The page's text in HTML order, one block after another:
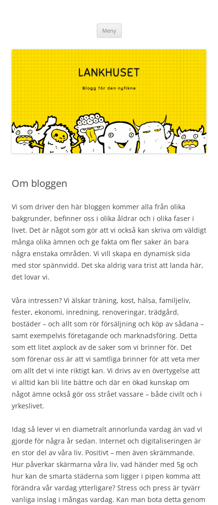
Meny Hoppa
innehåll
Om bloggen
Vi som driver den här bloggen kommer alla från olika
bakgrunder, befinner oss i olika åldrar och i olika faser i
livet. Det är något som gör att vi också kan skriva om väldigt
många olika ämnen och ge fakta om fler saker än bara
några enstaka områden. Vi vill skapa en dynamisk sida
med stor spännvidd. Det ska aldrig vara trist att landa här,
det lovar vi.
Våra intressen? Vi älskar träning, kost, hälsa, familjeliv,
fester, ekonomi, inredning, renoveringar, trädgård,
bostäder – och allt som rör försäljning och köp av sådana –
samt exempelvis företagande och marknadsföring. Detta
som ett litet axplock av de saker som vi brinner för. Det
som förenar oss är att vi samtliga brinner för att veta mer
om allt det vi inte riktigt kan. Vi drivs av en övertygelse att
vi alltid kan bli lite bättre och där en ökad kunskap om
något ämne också gör oss strået vassare – både civilt och i
yrkeslivet.
Idag så lever vi en diametralt annorlunda vardag än vad vi
gjorde för några år sedan. Internet och digitaliseringen är
en stor del av våra liv. Positivt – men även skrämmande.
Hur påverkar skärmarna våra liv, vad händer med 5g och
hur kan de smarta städerna som ligger i pipen komma att
förändra vår vardag ytterligare? Stress och press är tyvärr
vanliga inslag i mångas vardag. Kan man bota detta genom